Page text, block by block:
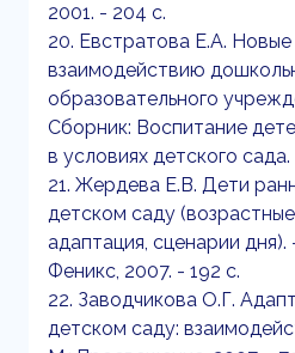
2001. - 204 с.
20. Евстратова Е.А.
взаимодействию
образовательного
Сборник: Воспитание
в условиях детского
21. Жердева Е.В. Дети
детском саду
адаптация, сценарии
Феникс, 2007. - 192 с.
22. Заводчикова О.Г.
детском саду: